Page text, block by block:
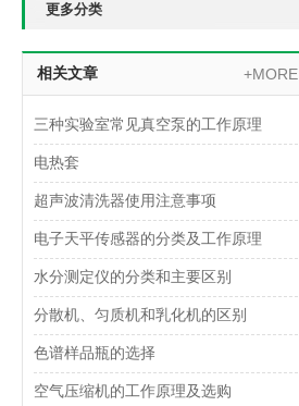
更多分类
相关文章 +MORE
三种实验室常见真空泵的工作原理
电热套
超声波清洗器使用注意事项
电子天平传感器的分类及工作原理
水分测定仪的分类和主要区别
分散机、匀质机和乳化机的区别
色谱样品瓶的选择
空气压缩机的工作原理及选购